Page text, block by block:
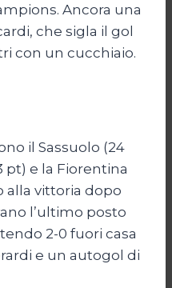
Ancora una
che sigla il gol
con un cucchiaio.
il Sassuolo (24
pt) e la Fiorentina
alla vittoria dopo
l’ultimo posto
2-0 fuori casa
e un autogol di